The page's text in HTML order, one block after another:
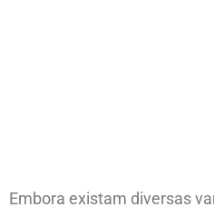
Embora existam diversas